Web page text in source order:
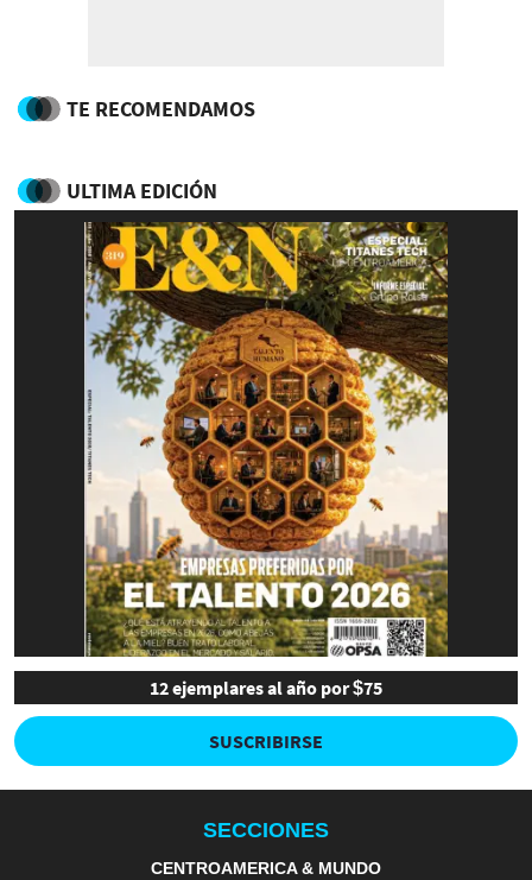
TE RECOMENDAMOS
ULTIMA EDICIÓN
12 ejemplares al año por $75
SUSCRIBIRSE
SECCIONES
CENTROAMERICA & MUNDO